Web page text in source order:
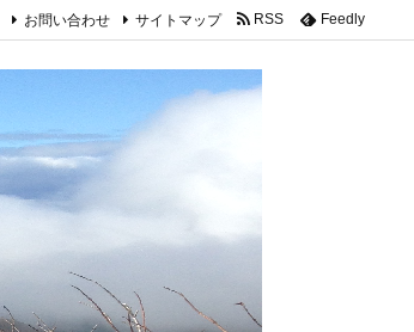
お問い合わせ サイトマップ RSS Feedly